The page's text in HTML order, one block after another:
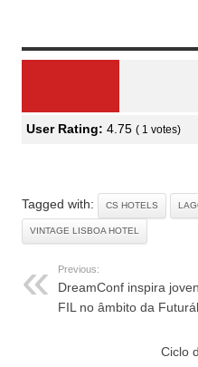
User Rating: 4.75 ( 1 votes)
Tagged with: CS HOTELS
VINTAGE LISBOA HOTEL
Previous:
DreamConf inspira
FIL no âmbito da
Ciclo